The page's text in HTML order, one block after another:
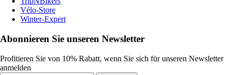
Vélo-Store
Winter-Expert
Abonnieren Sie unseren Newsletter
Profitieren Sie von 10% Rabatt, wenn Sie sich für unseren Newsletter
anmelden